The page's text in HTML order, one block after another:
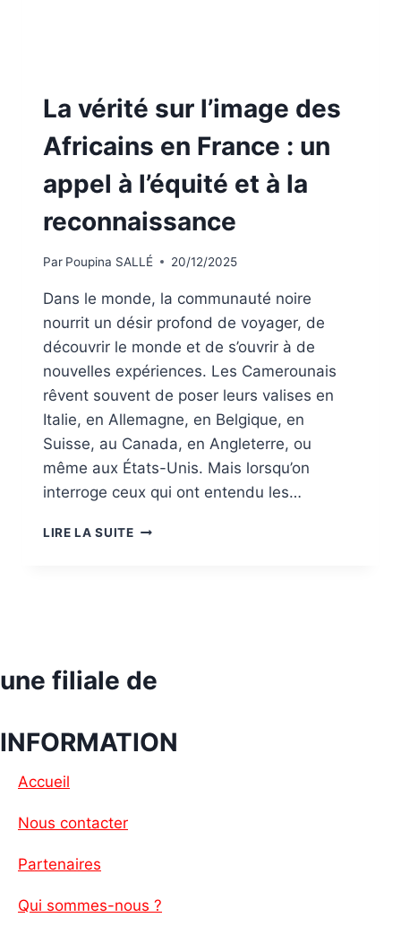
La vérité sur l’image des
Africains en France : un
appel à l’équité et à la
reconnaissance
Par Poupina SALLÉ 20/12/2025
Dans le monde, la communauté noire
nourrit un désir profond de voyager, de
découvrir le monde et de s’ouvrir à de
nouvelles expériences. Les Camerounais
rêvent souvent de poser leurs valises en
Italie, en Allemagne, en Belgique, en
Suisse, au Canada, en Angleterre, ou
même aux États-Unis. Mais lorsqu’on
interroge ceux qui ont entendu les…
LIRE LA SUITELA
:
À
L’ÉQUITÉ
une filiale de
INFORMATION
Accueil
Nous contacter
Partenaires
Qui sommes-nous ?